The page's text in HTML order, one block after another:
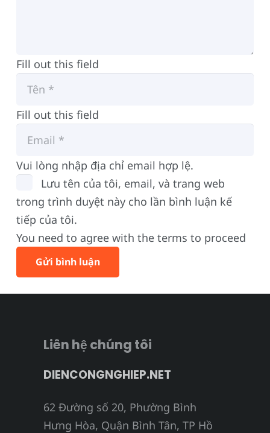
Fill out this field
Fill out this field
Vui lòng nhập địa chỉ email hợp lệ.
Lưu tên của tôi, email, và trang web
trong trình duyệt này cho lần bình luận kế
tiếp của tôi.
You need to agree with the terms to proceed
Gửi bình luận
Liên hệ chúng tôi
DIENCONGNGHIEP.NET
62 Đường số 20, Phường Bình
Hưng Hòa, Quận Bình Tân, TP Hồ